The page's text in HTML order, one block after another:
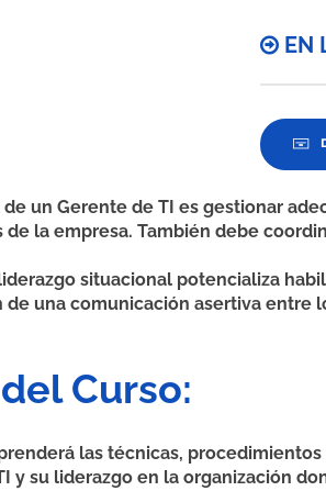
EN
un Gerente de TI es gestionar
de la empresa. También debe
situacional potencializa
de una comunicación asertiva
Curso:
las técnicas,
y su liderazgo en la organización